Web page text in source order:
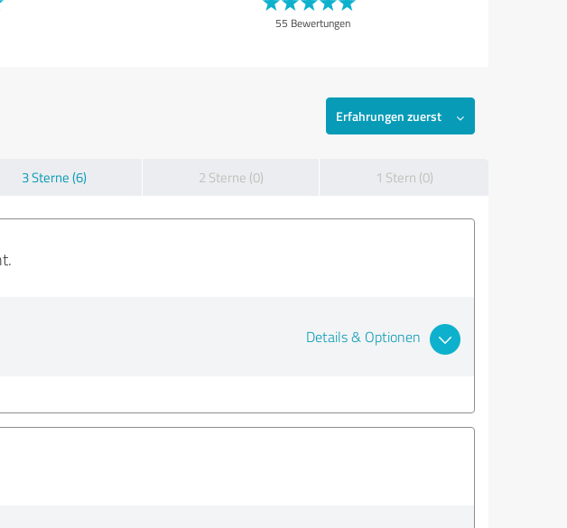
55 Bewertungen
Erfahrungen zuerst
3 Sterne (6) 2 Sterne (0) 1 Stern (0)
Details & Optionen